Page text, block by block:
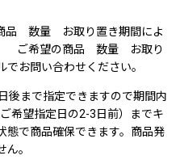
品 数量 お取り置き期間によ
。 ご希望の商品 数量 お取り
お問い合わせください。
後まで指定できますので期間内
希望指定日の2-3日前）までキ
態で商品確保できます。商品発
。